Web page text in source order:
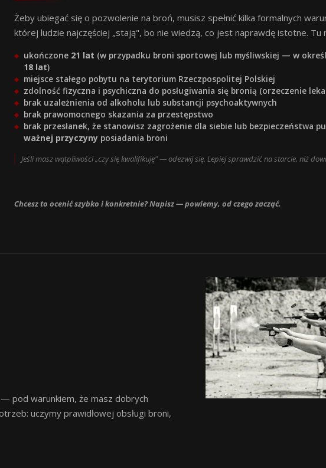
Żeby ubiegać się o pozwolenie na broń, musisz spełnić kilka formalnych
której ludzie najczęściej „stają", bo nie wiedzą, co jest naprawdę istotne.
ukończone 21 lat (w przypadku broni sportowej lub myśliwskiej — w
18 lat)
miejsce stałego pobytu na terytorium Rzeczpospolitej Polskiej
zdolność fizyczna i psychiczna do posługiwania się bronią (orzeczenie
brak uzależnienia od alkoholu lub substancji psychoaktywnych
brak prawomocnego skazania za przestępstwo
brak przesłanek, że stanowisz zagrożenie dla siebie lub bezpieczeństwa
ważnej przyczyny posiadania broni
Jeśli masz wątpliwości „czy się kwalifikuję" — odezwij się. Lepiej sprawdzić na starcie, niż
Chcesz to ocenić szybko i konkretnie? Napisz — powiemy, od czego zacząć.
pod warunkiem, że masz dobrych
uczymy prawidłowej obsługi broni,